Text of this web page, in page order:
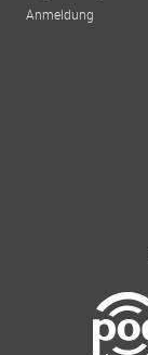
Anmeldung